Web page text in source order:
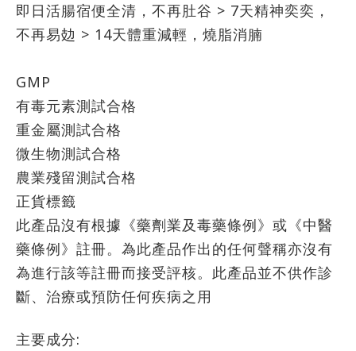
即日活腸宿便全清，不再肚谷 > 7天精神奕奕，
不再易攰 > 14天體重減輕，燒脂消腩
GMP
有毒元素測試合格
重金屬測試合格
微生物測試合格
農業殘留測試合格
正貨標籤
此產品沒有根據《藥劑業及毒藥條例》或《中醫
藥條例》註冊。為此產品作出的任何聲稱亦沒有
為進行該等註冊而接受評核。此產品並不供作診
斷、治療或預防任何疾病之用
主要成分: